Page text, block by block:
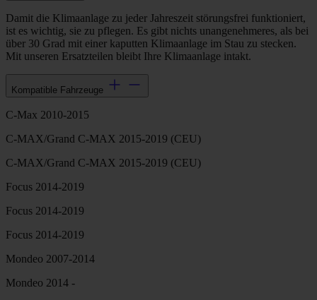
Damit die Klimaanlage zu jeder Jahreszeit störungsfrei funktioniert,
ist es wichtig, sie zu pflegen. Es gibt nichts unangenehmeres, als bei
über 30 Grad mit einer kaputten Klimaanlage im Stau zu stecken.
Mit unseren Ersatzteilen bleibt Ihre Klimaanlage intakt.
Kompatible Fahrzeuge
C-Max 2010-2015
C-MAX/Grand C-MAX 2015-2019 (CEU)
C-MAX/Grand C-MAX 2015-2019 (CEU)
Focus 2014-2019
Focus 2014-2019
Focus 2014-2019
Mondeo 2007-2014
Mondeo 2014 -